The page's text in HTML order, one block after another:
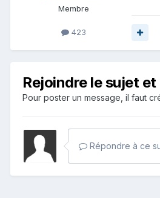
Membre
423
Rejoindre le sujet
Pour poster un message, il faut
Répondre à ce